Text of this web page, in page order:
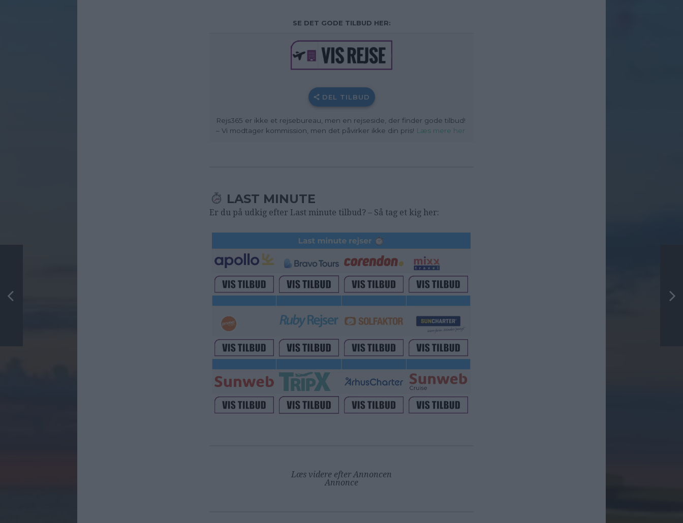
SE DET GODE TILBUD HER:
DEL TILBUD
Rejs365 er ikke et rejsebureau, men en rejseside, der finder gode tilbud!
– Vi modtager kommission, men det påvirker ikke din pris! Læs mere her
LAST MINUTE
Er du på udkig efter Last minute tilbud? – Så tag et kig her:
Læs videre efter Annoncen
Annonce